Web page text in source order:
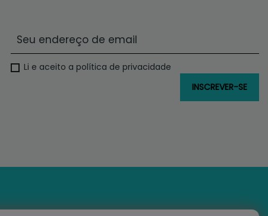
Li e aceito a política de privacidade